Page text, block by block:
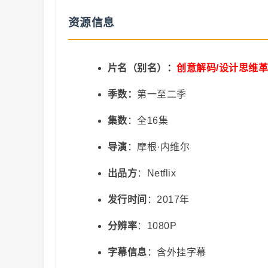
音
资源信息
片名（别名）：创意解码/设计思维
季数： 第一至二季
集数 ：全16集
导演 ：摩根·内维尔
出品方：Netflix
发行时间 ：2017年
分辨率：1080P
字幕信息 ：含外挂字幕